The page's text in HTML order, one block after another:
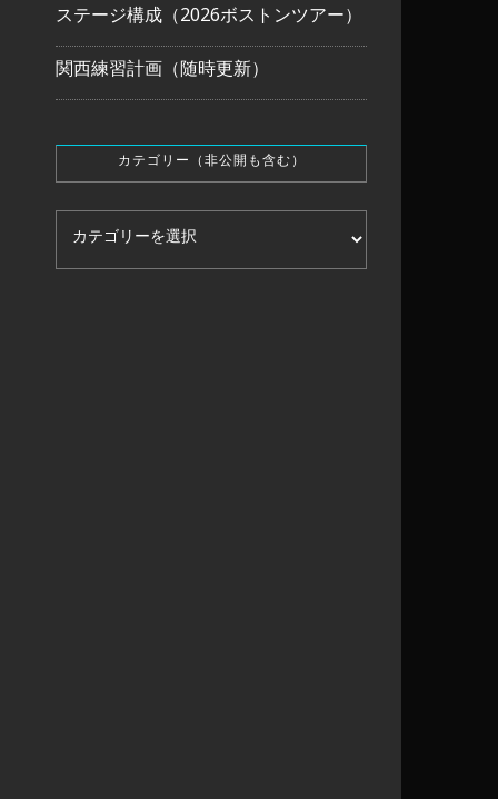
ステージ構成（2026ボストンツアー）
関西練習計画（随時更新）
カテゴリー（非公開も含む）
カテゴリー（非公開も含む）